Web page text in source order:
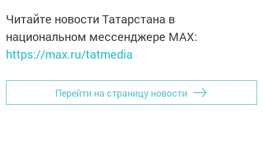
Читайте новости Татарстана в
национальном мессенджере MАХ:
https://max.ru/tatmedia
Перейти на страницу новости